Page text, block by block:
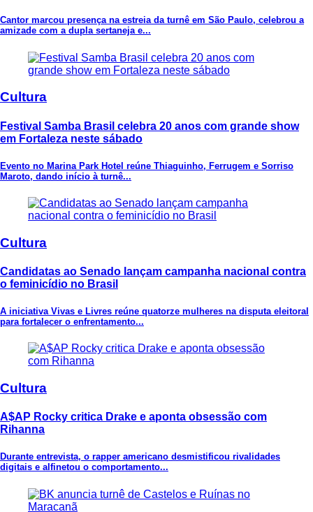
Cantor marcou presença na estreia da turnê em São Paulo, celebrou a
amizade com a dupla sertaneja e...
Cultura
Festival Samba Brasil celebra 20 anos com grande show
em Fortaleza neste sábado
Evento no Marina Park Hotel reúne Thiaguinho, Ferrugem e Sorriso
Maroto, dando início à turnê...
Cultura
Candidatas ao Senado lançam campanha nacional contra
o feminicídio no Brasil
A iniciativa Vivas e Livres reúne quatorze mulheres na disputa eleitoral
para fortalecer o enfrentamento...
Cultura
A$AP Rocky critica Drake e aponta obsessão com
Rihanna
Durante entrevista, o rapper americano desmistificou rivalidades
digitais e alfinetou o comportamento...